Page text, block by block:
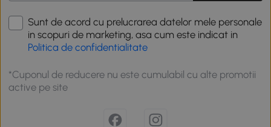
Sunt de acord cu prelucrarea datelor mele personale
in scopuri de marketing, asa cum este indicat in
Politica de confidentialitate
*Cuponul de reducere nu este cumulabil cu alte promotii
active pe site